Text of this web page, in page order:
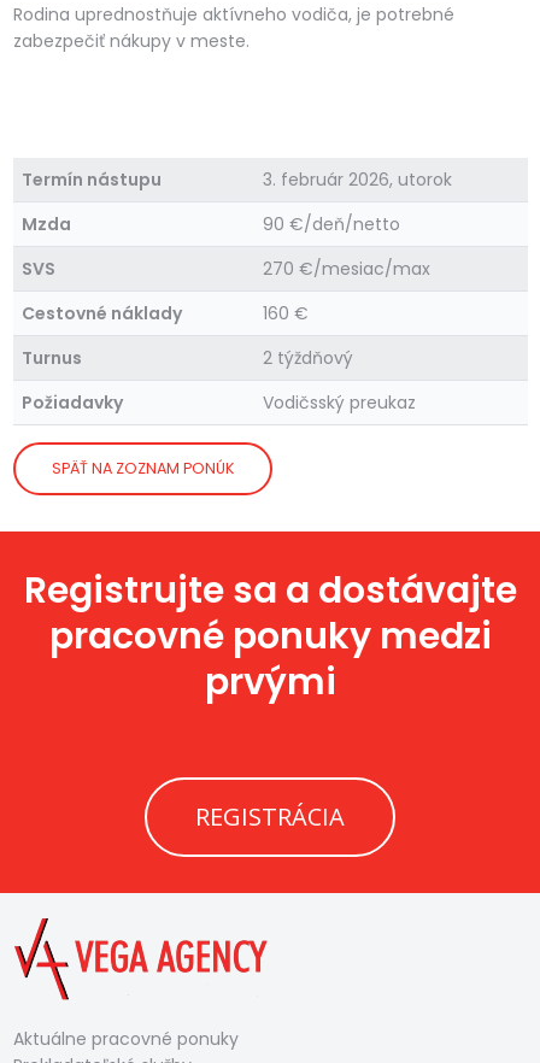
Rodina uprednostňuje aktívneho vodiča, je potrebné
zabezpečiť nákupy v meste.
Termín nástupu
3. február 2026, utorok
Mzda
90 €/deň/netto
SVS
270 €/mesiac/max
Cestovné náklady
160 €
Turnus
2 týždňový
Požiadavky
Vodičsský preukaz
SPÄŤ NA ZOZNAM PONÚK
Registrujte sa a dostávajte
pracovné ponuky medzi
prvými
REGISTRÁCIA
Aktuálne pracovné ponuky